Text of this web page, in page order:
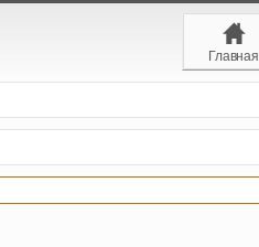
Главная